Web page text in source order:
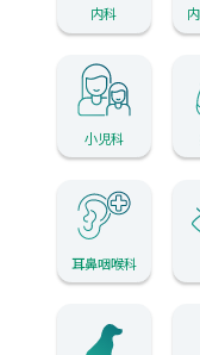
内科
小児科
耳鼻咽喉科